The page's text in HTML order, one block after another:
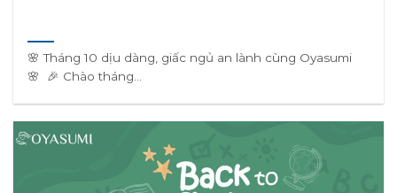
🌸 Tháng 10 dịu dàng, giấc ngủ an lành cùng Oyasumi
🌸 🎉 Chào tháng...